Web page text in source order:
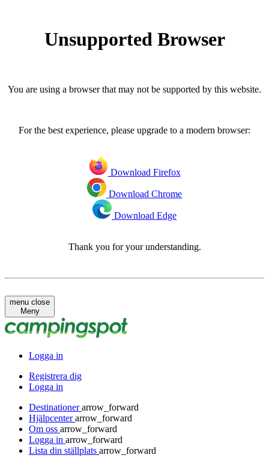
Unsupported Browser
You are using a browser that may not be supported by this website.
For the best experience, please upgrade to a modern browser:
Download Firefox
Download Chrome
Download Edge
Thank you for your understanding.
menu close
Meny
Logga in
Registrera dig
Logga in
Destinationerarrow_forward
Hjälpcenterarrow_forward
Om oss arrow_forward
Logga in arrow_forward
Lista din ställplats arrow_forward